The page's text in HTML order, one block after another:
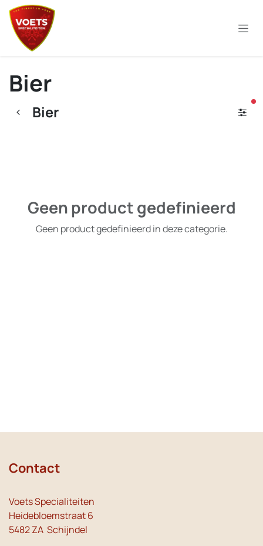
Overslaan naar inhoud
Bier
Bier
Geen product gedefinieerd
Geen product gedefinieerd in deze categorie.
Contact
Voets Specialiteiten
Heidebloemstraat 6
5482 ZA Schijndel